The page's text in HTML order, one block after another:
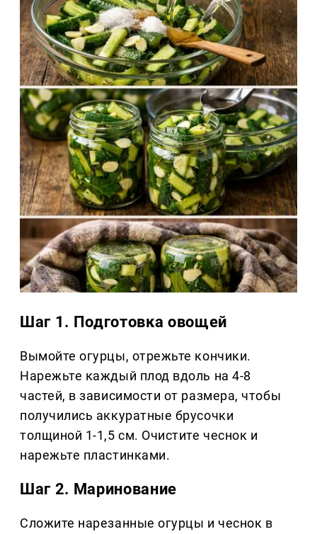
Шаг 1. Подготовка овощей
Вымойте огурцы, отрежьте кончики.
Нарежьте каждый плод вдоль на 4-8
частей, в зависимости от размера, чтобы
получились аккуратные брусочки
толщиной 1-1,5 см. Очистите чеснок и
нарежьте пластинками.
Шаг 2. Маринование
Сложите нарезанные огурцы и чеснок в